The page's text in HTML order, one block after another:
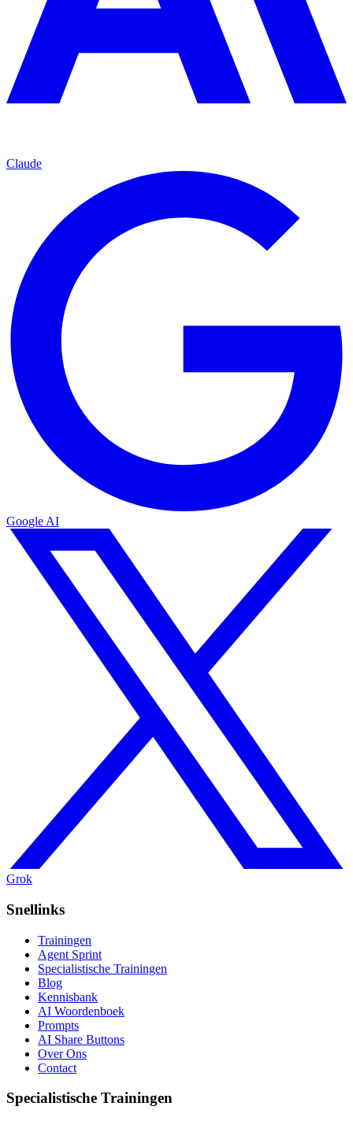
Claude
Google AI
Grok
Snellinks
Trainingen
Agent Sprint
Specialistische Trainingen
Blog
Kennisbank
AI Woordenboek
Prompts
AI Share Buttons
Over Ons
Contact
Specialistische Trainingen